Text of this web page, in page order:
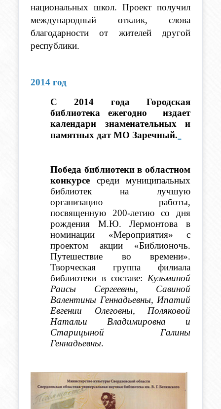
национальных школ. Проект получил
международный отклик, слова
благодарности от жителей другой
республики.
2014 год
С 2014 года Городская
библиотека ежегодно  издает
календари знаменательных и
памятных дат МО Заречный.
Победа библиотеки в областном
конкурсе среди муниципальных
библиотек на лучшую
организацию работы,
посвященную 200-летию со дня
рождения М.Ю. Лермонтова в
номинации «Мероприятия» с
проектом акции «Библионочь.
Путешествие во времени».
Творческая группа филиала
библиотеки в составе: Кузьминой
Раисы Сергеевны, Савиной
Валентины Геннадьевны, Ипатий
Евгении Олеговны, Поляковой
Натальи Владимировна и
Старицыной Галины
Геннадьевны.